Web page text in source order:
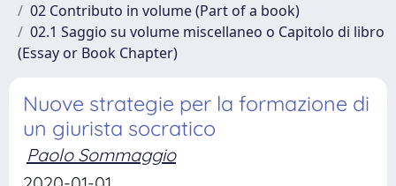
02 Contributo in volume (Part of a book)
02.1 Saggio su volume miscellaneo o Capitolo di libro
(Essay or Book Chapter)
Nuove strategie per la formazione di
un giurista socratico
Paolo Sommaggio